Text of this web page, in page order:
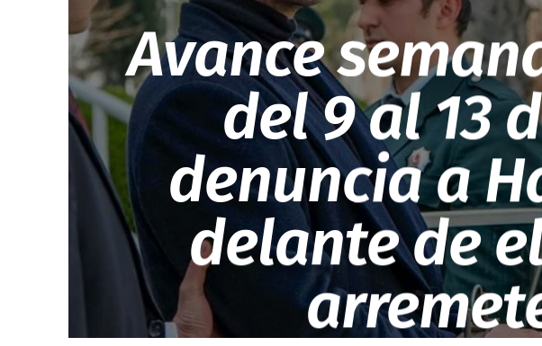
Avance
del 9 al 13
denuncia a
delante de